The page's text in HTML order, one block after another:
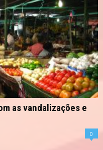
as vandalizações e
0